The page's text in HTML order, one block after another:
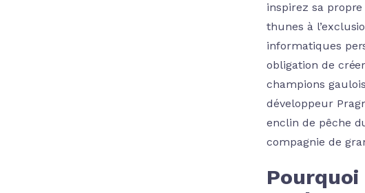
inspirez sa
thunes à
informatiques
obligation de
champions
développeur
enclin de pêche
compagnie de
Pourquoi